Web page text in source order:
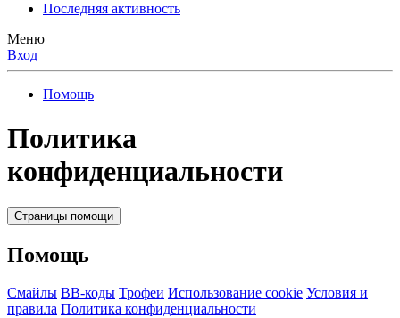
Последняя активность
Меню
Вход
Помощь
Политика
конфиденциальности
Страницы помощи
Помощь
Смайлы BB-коды Трофеи Использование cookie Условия и
правила Политика конфиденциальности